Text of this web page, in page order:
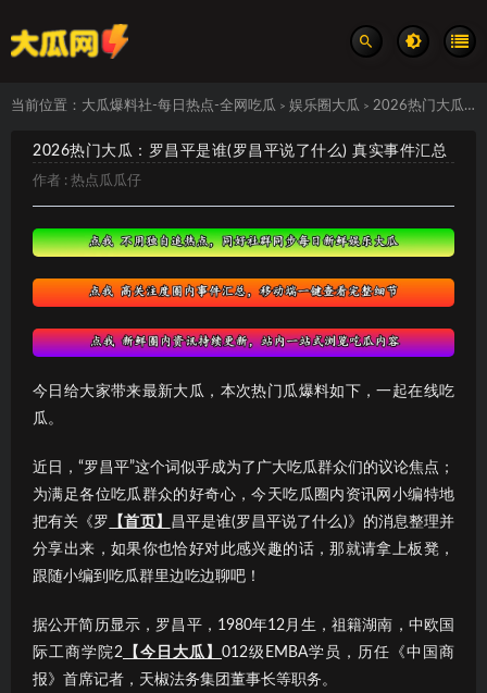
当前位置： 大瓜爆料社-每日热点-全网吃瓜 > 娱乐圈大瓜 > 2026热门大瓜：罗昌平是谁(罗昌平说了什么) 真实事件汇总
2026热门大瓜：罗昌平是谁(罗昌平说了什么) 真实事件汇总
作者 : 热点瓜瓜仔
今日给大家带来最新大瓜，本次热门瓜爆料如下，一起在线吃
瓜。
近日，“罗昌平”这个词似乎成为了广大吃瓜群众们的议论焦点；
为满足各位吃瓜群众的好奇心，今天吃瓜圈内资讯网小编特地
把有关《罗 【首页】 昌平是谁(罗昌平说了什么)》的消息整理并
分享出来，如果你也恰好对此感兴趣的话，那就请拿上板凳，
跟随小编到吃瓜群里边吃边聊吧！
据公开简历显示，罗昌平，1980年12月生，祖籍湖南，中欧国
际工商学院2 【今日大瓜】 012级EMBA学员，历任《中国商
报》首席记者，天椒法务集团董事长等职务。